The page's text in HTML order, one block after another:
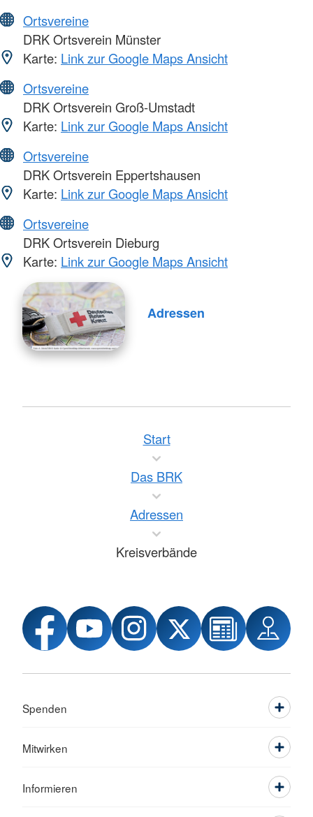
Ortsvereine
DRK Ortsverein Münster
Karte: Link zur Google Maps Ansicht
Ortsvereine
DRK Ortsverein Groß-Umstadt
Karte: Link zur Google Maps Ansicht
Ortsvereine
DRK Ortsverein Eppertshausen
Karte: Link zur Google Maps Ansicht
Ortsvereine
DRK Ortsverein Dieburg
Karte: Link zur Google Maps Ansicht
Adressen
Start
Das BRK
Adressen
Kreisverbände
Spenden
Mitwirken
Informieren